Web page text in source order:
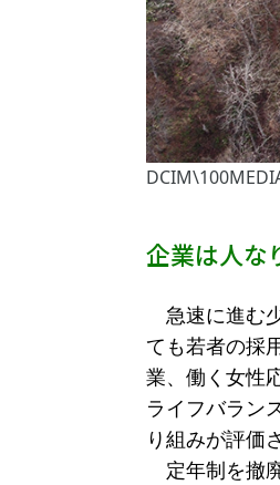
企業は人な
急速に進む
ても若者の採
業、働く女性
ライフバラン
り組みが評価
定年制を撤